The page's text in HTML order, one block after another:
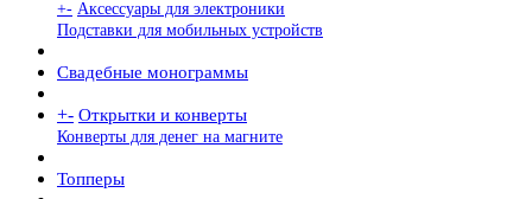
+- Аксессуары для электроники
Подставки для мобильных устройств
Свадебные монограммы
+- Открытки и конверты
Конверты для денег на магните
Топперы